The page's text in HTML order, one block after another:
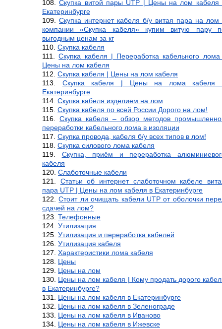
Скупка витой пары UTP | Цены на лом кабеля
Екатеринбурге
Скупка интернет кабеля б/у витая пара на лом
компании «Скупка кабеля» купим витую пару
выгодным ценам за кг
Скупка кабеля
Скупка кабеля | Переработка кабельного
Цены на лом кабеля
Скупка кабеля | Цены на лом кабеля
Скупка кабеля | Цены на лома кабеля
Екатеринбурге
Скупка кабеля изделием на лом
Скупка кабеля по всей России Дорого на лом!
Скупка кабеля – обзор методов
переработки кабельного лома в изоляции
Скупка провода, кабеля б/у всех типов в лом!
Скупка силового лома кабеля
Скупка, приём и переработка
кабеля
Слаботочные кабели
Статьи об интернет слаботочном кабеле
пара UTP | Цены на лом кабеля в Екатеринбурге
Стоит ли очищать кабели UTP от оболочки
сдачей на лом?
Телефонные
Утилизация
Утилизация и переработка кабелей
Утилизация кабеля
Характеристики лома кабеля
Цены
Цены на лом
Цены на лом кабеля | Кому продать дорого
в Екатеринбурге?
Цены на лом кабеля в Екатеринбурге
Цены на лом кабеля в Зеленограде
Цены на лом кабеля в Иваново
Цены на лом кабеля в Ижевске